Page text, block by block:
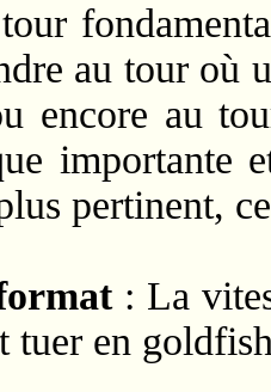
au tour où
encore au
importante
pertinent,
: La
tuer en